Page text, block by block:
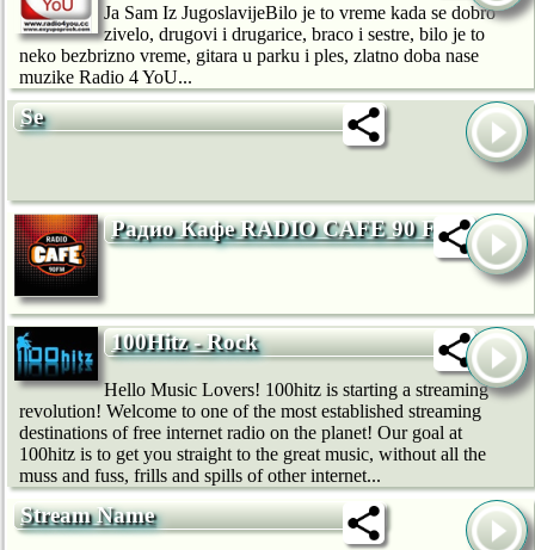
Ja Sam Iz JugoslavijeBilo je to vreme kada se dobro
zivelo, drugovi i drugarice, braco i sestre, bilo je to
neko bezbrizno vreme, gitara u parku i ples, zlatno doba nase
muzike Radio 4 YoU...
Se
Радио Кафе RADIO CAFE 90 FM
100Hitz - Rock
Hello Music Lovers! 100hitz is starting a streaming
revolution! Welcome to one of the most established streaming
destinations of free internet radio on the planet! Our goal at
100hitz is to get you straight to the great music, without all the
muss and fuss, frills and spills of other internet...
Stream Name